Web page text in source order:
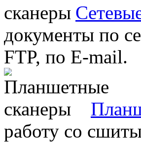
документы по
FTP, по E-mail.
работу со